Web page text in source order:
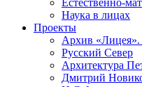
Естественно-
Наука в лицах
Проекты
Архив
Русский Север
Архитектура
Дмитрий